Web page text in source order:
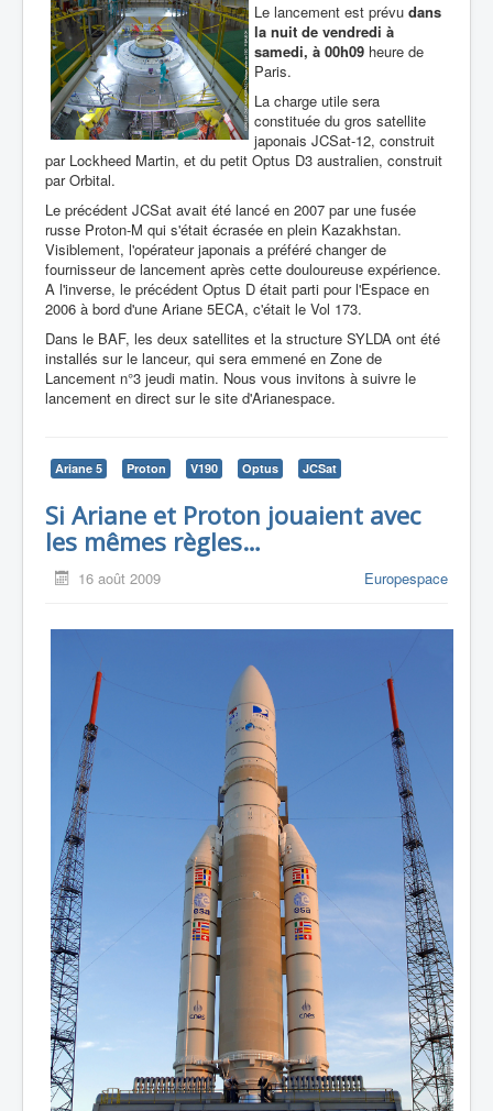
Le lancement est prévu dans
la nuit de vendredi à
samedi, à 00h09 heure de
Paris.
La charge utile sera
constituée du gros satellite
japonais JCSat-12, construit
par Lockheed Martin, et du petit Optus D3 australien, construit
par Orbital.
Le précédent JCSat avait été lancé en 2007 par une fusée
russe Proton-M qui s'était écrasée en plein Kazakhstan.
Visiblement, l'opérateur japonais a préféré changer de
fournisseur de lancement après cette douloureuse expérience.
A l'inverse, le précédent Optus D était parti pour l'Espace en
2006 à bord d'une Ariane 5ECA, c'était le Vol 173.
Dans le BAF, les deux satellites et la structure SYLDA ont été
installés sur le lanceur, qui sera emmené en Zone de
Lancement n°3 jeudi matin. Nous vous invitons à suivre le
lancement en direct sur le site d'Arianespace.
Ariane 5 Proton V190 Optus JCSat
Si Ariane et Proton jouaient avec
les mêmes règles…
16 août 2009 Europespace